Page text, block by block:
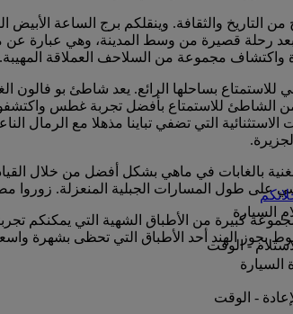
من التاريخ والثقافة. وينقلكم برج الساعة
رحلة قصيرة من وسط المدينة، وهي عبارة عن
واكتشاف مجموعة من السلاحف العملاقة المهيبة.
للاستمتاع بساحلها الرائع. يعد شاطئ بو
الشاطئ للاستمتاع بأفضل تجربة غطس
التي تضفي تباينا مذهلا مع الرمال
بالغابات في ماهي بشكل أفضل من خلال
على طول المسارات الجبلية المنعزلة.
كبيرة من الأطباق الشهية التي يمكنكم
بجوز الهند أحد الأطباق التي تحظى بشهرة
السيارة
- الوقت
السيارة
- الوقت